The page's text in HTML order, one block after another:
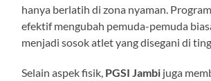
hanya berlatih di zona nyaman.
efektif mengubah pemuda-pemuda
menjadi sosok atlet yang disegani di
Selain aspek fisik, PGSI Jambi juga